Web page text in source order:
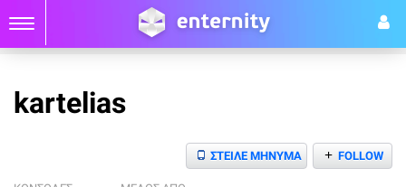
kartelias
+ FOLLOW
ΣΤΕΙΛΕ ΜΗΝΥΜΑ